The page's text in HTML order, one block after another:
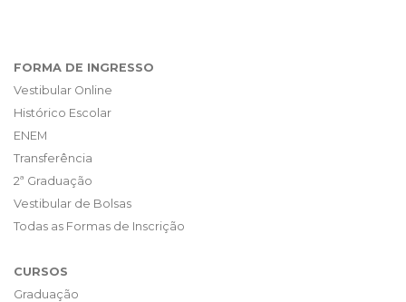
FORMA DE INGRESSO
Vestibular Online
Histórico Escolar
ENEM
Transferência
2ª Graduação
Vestibular de Bolsas
Todas as Formas de Inscrição
CURSOS
Graduação